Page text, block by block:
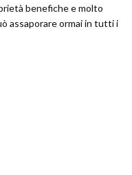
benefiche e molto
assaporare ormai in tutti i